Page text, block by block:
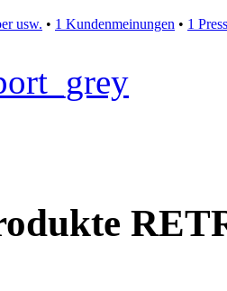
usw. • 1 Kundenmeinungen • 1